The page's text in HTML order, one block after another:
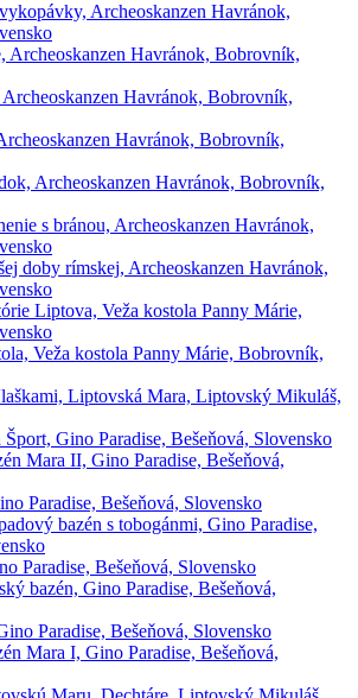
Archeoskanzen Havránok,
Archeoskanzen Havránok, Bobrovník,
Archeoskanzen Havránok, Bobrovník,
Havránok, Bobrovník,
Archeoskanzen Havránok, Bobrovník,
s bránou, Archeoskanzen Havránok,
doby rímskej, Archeoskanzen Havránok,
Liptova, Veža kostola Panny Márie,
Veža kostola Panny Márie, Bobrovník,
Liptovská Mara, Liptovský Mikuláš,
Gino Paradise, Bešeňová, Slovensko
Mara II, Gino Paradise, Bešeňová,
Paradise, Bešeňová, Slovensko
bazén s tobogánmi, Gino Paradise,
Paradise, Bešeňová, Slovensko
bazén, Gino Paradise, Bešeňová,
Paradise, Bešeňová, Slovensko
Mara I, Gino Paradise, Bešeňová,